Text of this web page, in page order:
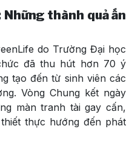
thành quả ấn
do Trường Đại học
đã thu hút hơn 70 ý
tạo đến từ sinh viên các
Vòng Chung kết ngày
màn tranh tài gay cấn,
thực hướng đến phát